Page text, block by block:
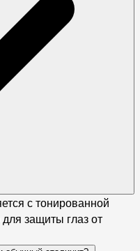
с тонированной
защиты глаз от